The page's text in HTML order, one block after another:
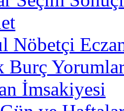
Nöbetçi
Burç
İmsakiyesi